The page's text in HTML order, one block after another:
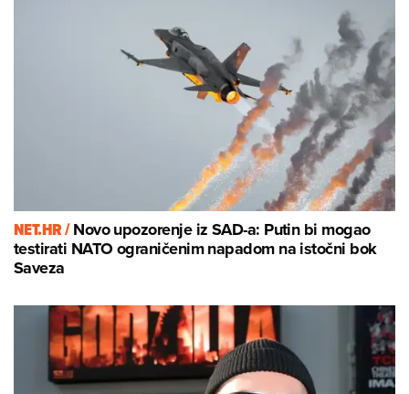
NET.HR /Novo upozorenje iz SAD-a: Putin bi mogao
testirati NATO ograničenim napadom na istočni bok
Saveza